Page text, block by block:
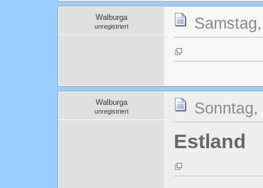
Walburga
unregistriert
Walburga
unregistriert
Estland